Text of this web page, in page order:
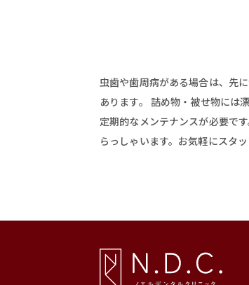
虫歯や歯周病がある場合は、先
あります。 詰め物・被せ物には
定期的なメンテナンスが必要で
らっしゃいます。お気軽にスタ